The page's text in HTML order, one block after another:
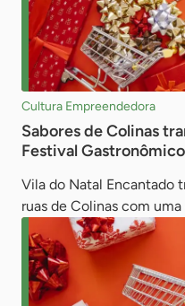
Cultura Empreendedora
Sabores de Colinas
Festival Gastronômico
Vila do Natal Encantado
ruas de Colinas com